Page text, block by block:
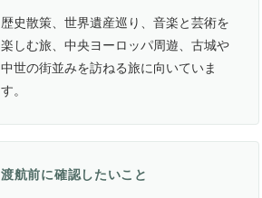
歴史散策、世界遺産巡り、音楽と芸術を
楽しむ旅、中央ヨーロッパ周遊、古城や
中世の街並みを訪ねる旅に向いていま
す。
渡航前に確認したいこと